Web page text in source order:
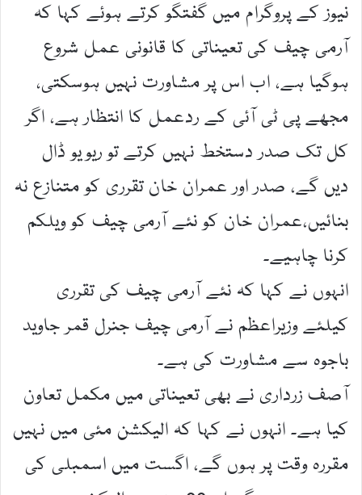
نیوز کے پروگرام میں گفتگو کرتے ہوئے کہا کہ
آرمی چیف کی تعیناتی کا قانونی عمل شروع
ہوگیا ہے، اب اس پر مشاورت نہیں ہوسکتی،
مجھے پی ٹی آئی کے ردعمل کا انتظار ہے، اگر
کل تک صدر دستخط نہیں کرتے تو ریویو ڈال
دیں گے، صدر اور عمران خان تقرری کو متنازع نہ
بنائیں،عمران خان کو نئے آرمی چیف کو ویلکم
کرنا چاہیے۔
انہوں نے کہا کہ نئے آرمی چیف کی تقرری
کیلئے وزیراعظم نے آرمی چیف جنرل قمر جاوید
باجوہ سے مشاورت کی ہے۔
آصف زرداری نے بھی تعیناتی میں مکمل تعاون
کیا ہے۔ انہوں نے کہا کہ الیکشن مئی میں نہیں
مقررہ وقت پر ہوں گے، اگست میں اسمبلی کی